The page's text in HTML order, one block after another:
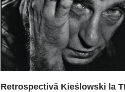
Retrospectivă Kieślowski la